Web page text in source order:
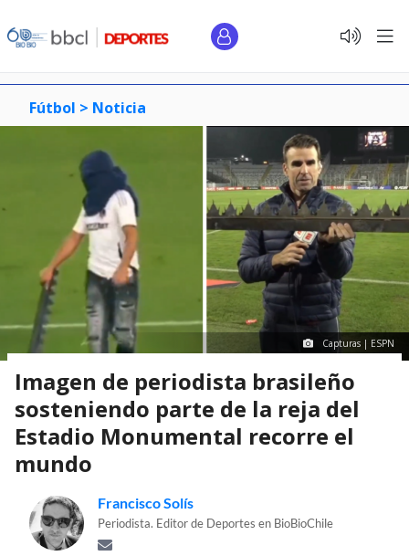
Fútbol > Noticia
Capturas | ESPN
Imagen de periodista brasileño
sosteniendo parte de la reja del
Estadio Monumental recorre el
mundo
Francisco Solís
Periodista. Editor de Deportes en BioBioChile